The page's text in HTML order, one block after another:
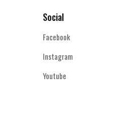
Social
Facebook
Instagram
Youtube